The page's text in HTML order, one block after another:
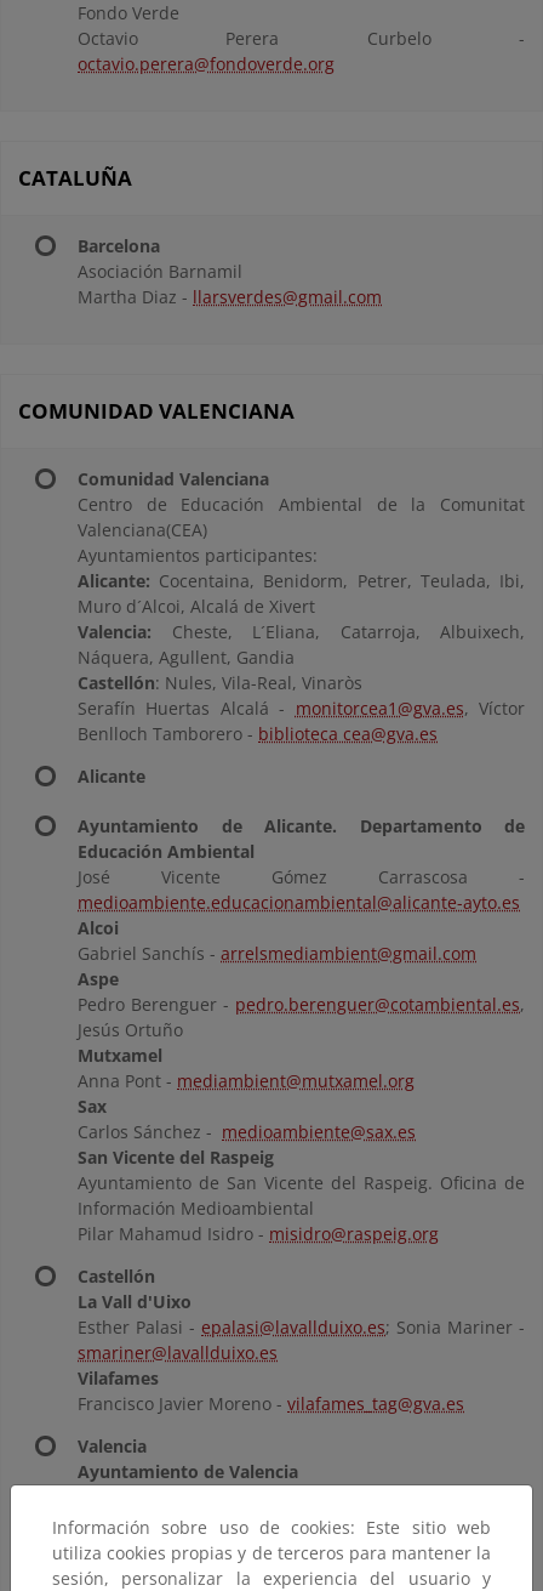
Fondo Verde
Octavio Perera Curbelo -
octavio.perera@fondoverde.org
CATALUÑA
Barcelona
Asociación Barnamil
Martha Diaz - llarsverdes@gmail.com
COMUNIDAD VALENCIANA
Comunidad Valenciana
Centro de Educación Ambiental de la Comunitat
Valenciana(CEA)
Ayuntamientos participantes:
Alicante: Cocentaina, Benidorm, Petrer, Teulada, Ibi,
Muro d´Alcoi, Alcalá de Xivert
Valencia: Cheste, L´Eliana, Catarroja, Albuixech,
Náquera, Agullent, Gandia
Castellón: Nules, Vila-Real, Vinaròs
Serafín Huertas Alcalá - monitorcea1@gva.es, Víctor
Benlloch Tamborero - biblioteca cea@gva.es
Alicante
Ayuntamiento de Alicante. Departamento de
Educación Ambiental
José Vicente Gómez Carrascosa -
medioambiente.educacionambiental@alicante-ayto.es
Alcoi
Gabriel Sanchís - arrelsmediambient@gmail.com
Aspe
Pedro Berenguer - pedro.berenguer@cotambiental.es,
Jesús Ortuño
Mutxamel
Anna Pont - mediambient@mutxamel.org
Sax
Carlos Sánchez - medioambiente@sax.es
San Vicente del Raspeig
Ayuntamiento de San Vicente del Raspeig. Oficina de
Información Medioambiental
Pilar Mahamud Isidro - misidro@raspeig.org
Castellón
La Vall d'Uixo
Esther Palasi - epalasi@lavallduixo.es; Sonia Mariner -
smariner@lavallduixo.es
Vilafames
Francisco Javier Moreno - vilafames_tag@gva.es
Valencia
Ayuntamiento de Valencia
-scambioclimatico@valencia.es
Lliria
Mario Valero -mario.valero@creanatura.es
Información sobre uso de cookies: Este sitio web
utiliza cookies propias y de terceros para mantener la
sesión, personalizar la experiencia del usuario y